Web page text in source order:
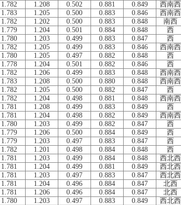
1.782 1.208 0.502 0.881 0.849 西南西
1.783 1.205 0.500 0.883 0.846 西南西
1.782 1.202 0.500 0.883 0.848 南西
1.779 1.204 0.501 0.884 0.848 西
1.780 1.203 0.499 0.883 0.847 西
1.782 1.205 0.499 0.883 0.846 西南西
1.780 1.205 0.497 0.882 0.848 西
1.778 1.204 0.501 0.882 0.846 西
1.782 1.206 0.499 0.883 0.848 西南西
1.783 1.208 0.500 0.880 0.848 西南西
1.782 1.205 0.500 0.882 0.847 西
1.782 1.204 0.498 0.881 0.848 西南西
1.781 1.208 0.499 0.883 0.849 西
1.781 1.204 0.498 0.882 0.849 西南西
1.780 1.203 0.499 0.882 0.847 西
1.779 1.206 0.500 0.884 0.849 西
1.779 1.203 0.497 0.883 0.847 西
1.782 1.201 0.498 0.884 0.848 西
1.781 1.203 0.499 0.884 0.848 西北西
1.781 1.204 0.499 0.881 0.849 西北西
1.781 1.203 0.497 0.883 0.847 西北西
1.781 1.204 0.496 0.884 0.847 北西
1.781 1.206 0.496 0.884 0.847 北西
1.780 1.203 0.497 0.883 0.849 西北西